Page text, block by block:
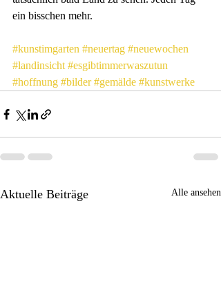
ein bisschen mehr.
#kunstimgarten #neuertag #neuewochen
#landinsicht #esgibtimmerwaszutun
#hoffnung #bilder #gemälde #kunstwerke
Aktuelle Beiträge Alle ansehen